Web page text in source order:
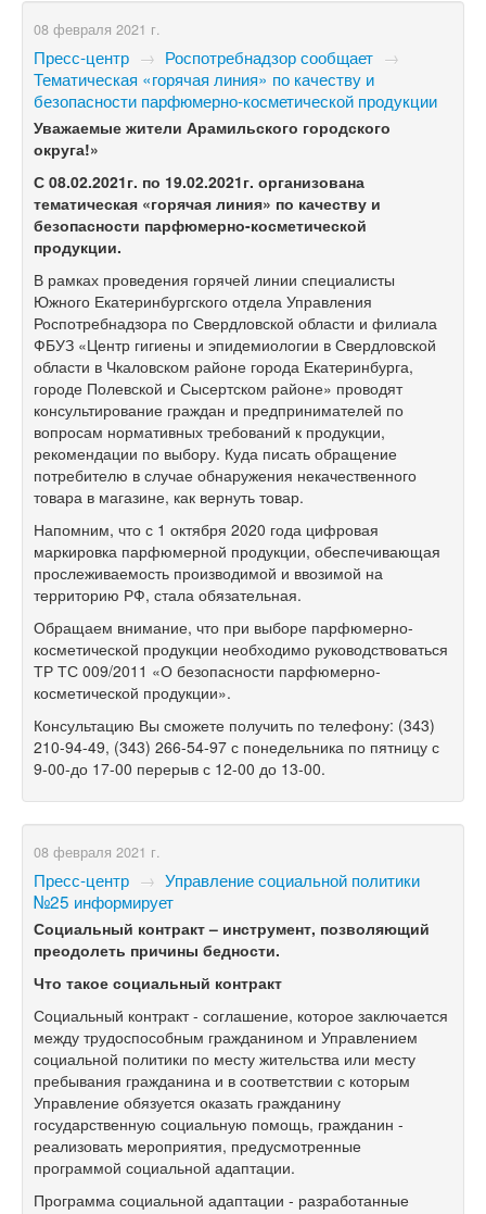
08 февраля 2021 г.
Пресс-центр → Роспотребнадзор сообщает →
Тематическая «горячая линия» по качеству и
безопасности парфюмерно-косметической продукции
Уважаемые жители Арамильского городского
округа!»
С 08.02.2021г. по 19.02.2021г. организована
тематическая «горячая линия» по качеству и
безопасности парфюмерно-косметической
продукции.
В рамках проведения горячей линии специалисты
Южного Екатеринбургского отдела Управления
Роспотребнадзора по Свердловской области и филиала
ФБУЗ «Центр гигиены и эпидемиологии в Свердловской
области в Чкаловском районе города Екатеринбурга,
городе Полевской и Сысертском районе» проводят
консультирование граждан и предпринимателей по
вопросам нормативных требований к продукции,
рекомендации по выбору. Куда писать обращение
потребителю в случае обнаружения некачественного
товара в магазине, как вернуть товар.
Напомним, что с 1 октября 2020 года цифровая
маркировка парфюмерной продукции, обеспечивающая
прослеживаемость производимой и ввозимой на
территорию РФ, стала обязательная.
Обращаем внимание, что при выборе парфюмерно-
косметической продукции необходимо руководствоваться
ТР ТС 009/2011 «О безопасности парфюмерно-
косметической продукции».
Консультацию Вы сможете получить по телефону: (343)
210-94-49, (343) 266-54-97 с понедельника по пятницу с
9-00-до 17-00 перерыв с 12-00 до 13-00.
08 февраля 2021 г.
Пресс-центр → Управление социальной политики
№25 информирует
Социальный контракт – инструмент, позволяющий
преодолеть причины бедности.
Что такое социальный контракт
Социальный контракт - соглашение, которое заключается
между трудоспособным гражданином и Управлением
социальной политики по месту жительства или месту
пребывания гражданина и в соответствии с которым
Управление обязуется оказать гражданину
государственную социальную помощь, гражданин -
реализовать мероприятия, предусмотренные
программой социальной адаптации.
Программа социальной адаптации - разработанные